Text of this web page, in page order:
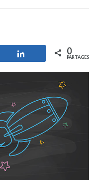
Partagez 0
PARTAGES